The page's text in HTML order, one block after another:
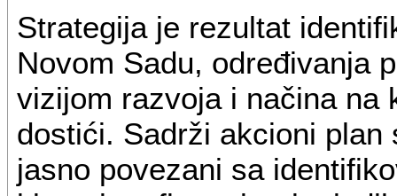
Strategija je rezultat
Novom Sadu, određivanja
vizijom razvoja i načina na
dostići. Sadrži akcioni
jasno povezani sa